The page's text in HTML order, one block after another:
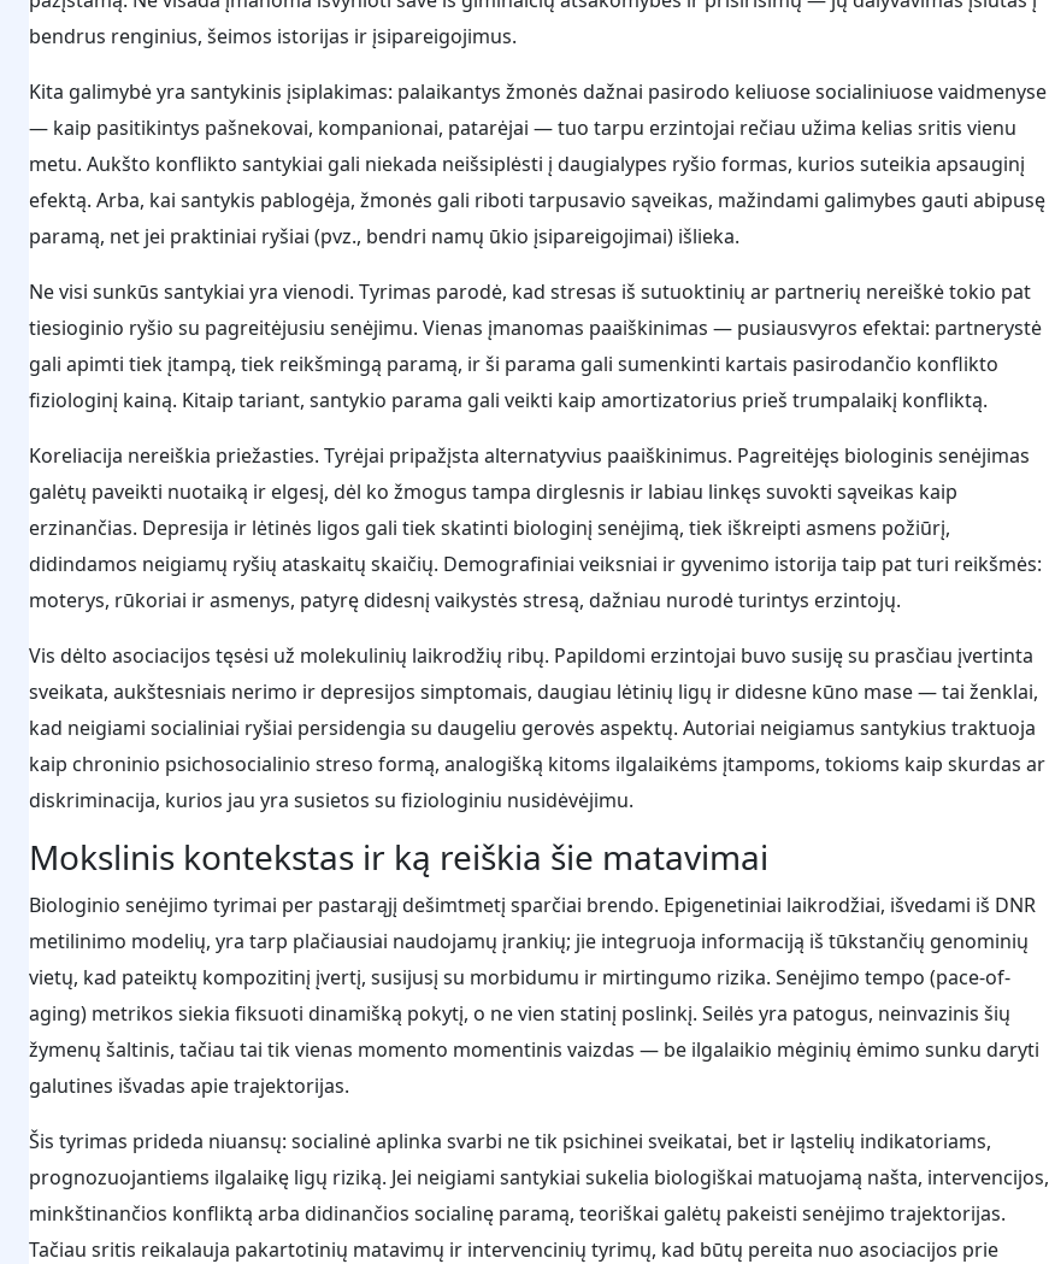
bendrus renginius, šeimos istorijas ir įsipareigojimus.
Kita galimybė yra santykinis įsiplakimas: palaikantys žmonės dažnai pasirodo keliuose socialiniuose vaidmenyse
— kaip pasitikintys pašnekovai, kompanionai, patarėjai — tuo tarpu erzintojai rečiau užima kelias sritis vienu
metu. Aukšto konflikto santykiai gali niekada neišsiplėsti į daugialypes ryšio formas, kurios suteikia apsauginį
efektą. Arba, kai santykis pablogėja, žmonės gali riboti tarpusavio sąveikas, mažindami galimybes gauti abipusę
paramą, net jei praktiniai ryšiai (pvz., bendri namų ūkio įsipareigojimai) išlieka.
Ne visi sunkūs santykiai yra vienodi. Tyrimas parodė, kad stresas iš sutuoktinių ar partnerių nereiškė tokio pat
tiesioginio ryšio su pagreitėjusiu senėjimu. Vienas įmanomas paaiškinimas — pusiausvyros efektai: partnerystė
gali apimti tiek įtampą, tiek reikšmingą paramą, ir ši parama gali sumenkinti kartais pasirodančio konflikto
fiziologinį kainą. Kitaip tariant, santykio parama gali veikti kaip amortizatorius prieš trumpalaikį konfliktą.
Koreliacija nereiškia priežasties. Tyrėjai pripažįsta alternatyvius paaiškinimus. Pagreitėjęs biologinis senėjimas
galėtų paveikti nuotaiką ir elgesį, dėl ko žmogus tampa dirglesnis ir labiau linkęs suvokti sąveikas kaip
erzinančias. Depresija ir lėtinės ligos gali tiek skatinti biologinį senėjimą, tiek iškreipti asmens požiūrį,
didindamos neigiamų ryšių ataskaitų skaičių. Demografiniai veiksniai ir gyvenimo istorija taip pat turi reikšmės:
moterys, rūkoriai ir asmenys, patyrę didesnį vaikystės stresą, dažniau nurodė turintys erzintojų.
Vis dėlto asociacijos tęsėsi už molekulinių laikrodžių ribų. Papildomi erzintojai buvo susiję su prasčiau įvertinta
sveikata, aukštesniais nerimo ir depresijos simptomais, daugiau lėtinių ligų ir didesne kūno mase — tai ženklai,
kad neigiami socialiniai ryšiai persidengia su daugeliu gerovės aspektų. Autoriai neigiamus santykius traktuoja
kaip chroninio psichosocialinio streso formą, analogišką kitoms ilgalaikėms įtampoms, tokioms kaip skurdas ar
diskriminacija, kurios jau yra susietos su fiziologiniu nusidėvėjimu.
Mokslinis kontekstas ir ką reiškia šie matavimai
Biologinio senėjimo tyrimai per pastarąjį dešimtmetį sparčiai brendo. Epigenetiniai laikrodžiai, išvedami iš DNR
metilinimo modelių, yra tarp plačiausiai naudojamų įrankių; jie integruoja informaciją iš tūkstančių genominių
vietų, kad pateiktų kompozitinį įvertį, susijusį su morbidumu ir mirtingumo rizika. Senėjimo tempo (pace-of-
aging) metrikos siekia fiksuoti dinamišką pokytį, o ne vien statinį poslinkį. Seilės yra patogus, neinvazinis šių
žymenų šaltinis, tačiau tai tik vienas momento momentinis vaizdas — be ilgalaikio mėginių ėmimo sunku daryti
galutines išvadas apie trajektorijas.
Šis tyrimas prideda niuansų: socialinė aplinka svarbi ne tik psichinei sveikatai, bet ir ląstelių indikatoriams,
prognozuojantiems ilgalaikę ligų riziką. Jei neigiami santykiai sukelia biologiškai matuojamą našta, intervencijos,
minkštinančios konfliktą arba didinančios socialinę paramą, teoriškai galėtų pakeisti senėjimo trajektorijas.
Tačiau sritis reikalauja pakartotinių matavimų ir intervencinių tyrimų, kad būtų pereita nuo asociacijos prie